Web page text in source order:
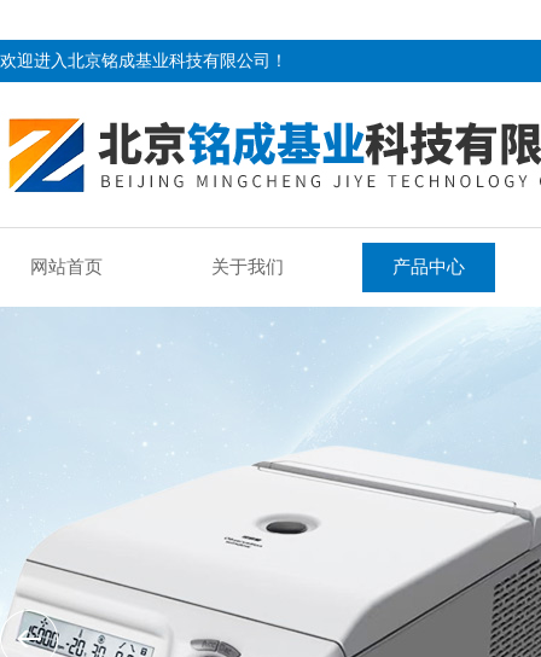
欢迎进入北京铭成基业科技有限公司！
网站首页 关于我们 产品中心